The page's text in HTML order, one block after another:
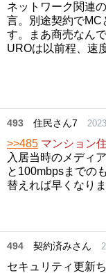
ネットワーク関連
言。別途契約でMC
す。まあ商売なん
UROは以前程、速
493 住民さん7
>>485 マンション
入居当時のメディ
と100mbpsまでの
替えれば早くなりま
494 契約済みさん
セキュリティ更新